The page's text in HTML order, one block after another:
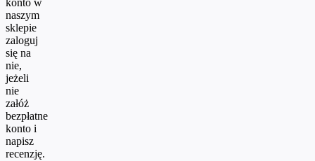
konto w
naszym
sklepie
zaloguj
się na
nie,
jeżeli
nie
załóż
bezpłatne
konto i
napisz
recenzję.